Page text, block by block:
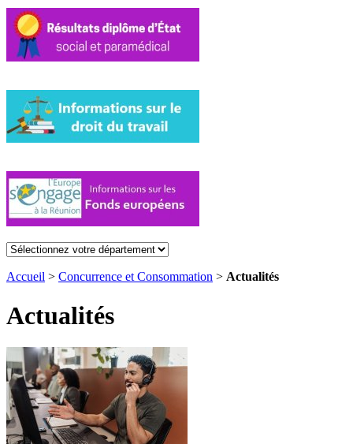
Accueil > Concurrence et Consommation > Actualités
Actualités